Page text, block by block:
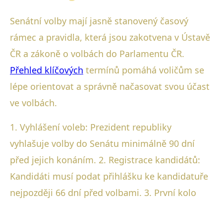
Senátní volby mají jasně stanovený časový
rámec a pravidla, která jsou zakotvena v Ústavě
ČR a zákoně o volbách do Parlamentu ČR.
Přehled klíčových termínů pomáhá voličům se
lépe orientovat a správně načasovat svou účast
ve volbách.
1. Vyhlášení voleb: Prezident republiky
vyhlašuje volby do Senátu minimálně 90 dní
před jejich konáním. 2. Registrace kandidátů:
Kandidáti musí podat přihlášku ke kandidatuře
nejpozději 66 dní před volbami. 3. První kolo